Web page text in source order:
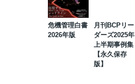
危機管理白書
2026年版
月刊BCPリー
ダーズ2025年
上半期事例集
【永久保存
版】